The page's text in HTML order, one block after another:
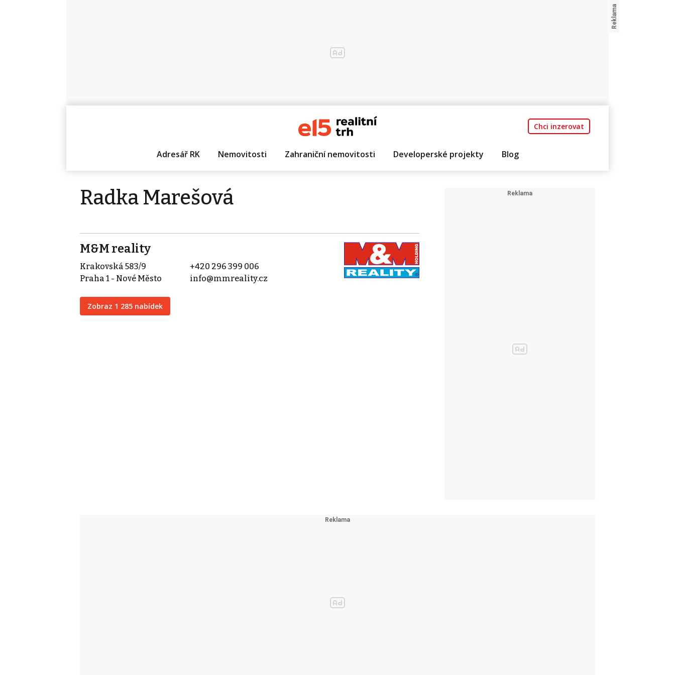
Chci inzerovat
Adresář RK Nemovitosti Zahraniční nemovitosti Developerské projekty Blog
Radka Marešová
M&M reality
Krakovská 583/9
Praha 1 - Nové Město
Zobraz 1 285 nabídek
+420 296 399 006
info@mmreality.cz